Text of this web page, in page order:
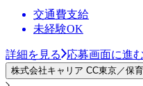
交通費支給
未経験OK
詳細を見る 応募画面に進む
株式会社キャリア CC東京／保